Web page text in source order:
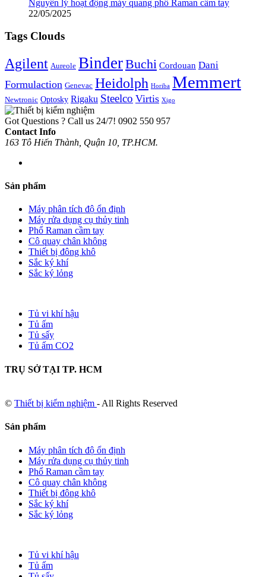
Nguyên lý hoạt động máy quang phổ Raman cầm tay
22/05/2025
Tags Clouds
Agilent Aureole BinderBuchi Cordouan Dani
Formulaction Genevac Heidolph Horiba Memmert
Newtronic Optosky Rigaku Steelco Virtis Xigo
Got Questions ? Call us 24/7! 0902 550 957
Contact Info
163 Tô Hiến Thành, Quận 10, TP.HCM.
Sản phẩm
Máy phân tích độ ổn định
Máy rửa dụng cụ thủy tinh
Phổ Raman cầm tay
Cô quay chân không
Thiết bị đông khô
Sắc ký khí
Sắc ký lỏng
Tủ vi khí hậu
Tủ ấm
Tủ sấy
Tủ ấm CO2
TRỤ SỞ TẠI TP. HCM
© Thiết bị kiểm nghiệm - All Rights Reserved
Sản phẩm
Máy phân tích độ ổn định
Máy rửa dụng cụ thủy tinh
Phổ Raman cầm tay
Cô quay chân không
Thiết bị đông khô
Sắc ký khí
Sắc ký lỏng
Tủ vi khí hậu
Tủ ấm